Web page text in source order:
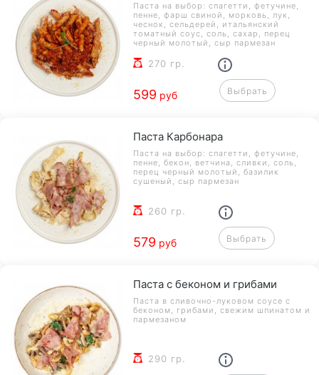
Паста на выбор: спагетти, фетучине,
пенне, фарш свиной, морковь, лук,
чеснок, сельдерей, итальянский
томатный соус, соль, сахар, перец
черный молотый, сыр пармезан
270 гр.
599 руб Выбрать
Паста Карбонара
Паста на выбор: спагетти, фетучине,
пенне, бекон, ветчина, сливки, соль,
перец черный молотый, базилик
сушеный, сыр пармезан
260 гр.
579 руб Выбрать
Паста с беконом и грибами
Паста в сливочно-луковом соусе с
беконом, грибами, свежим шпинатом и
пармезаном
290 гр.